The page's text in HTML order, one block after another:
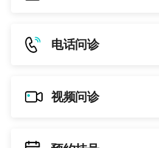
电话问诊
视频问诊